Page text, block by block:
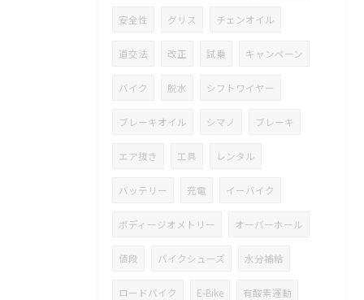
安全性 グリス チェンオイル
道交法 改正 試乗 キャンペーン
バイク 脱水 シフトワイヤー
ブレーキオイル シマノ ブレーキ
エア抜き 工具 レンタル
バッテリー 充電 イーバイク
ボディージオメトリー オーバーホール
値段 バイクシューズ 水分補給
ロードバイク E-Bike 有酸素運動